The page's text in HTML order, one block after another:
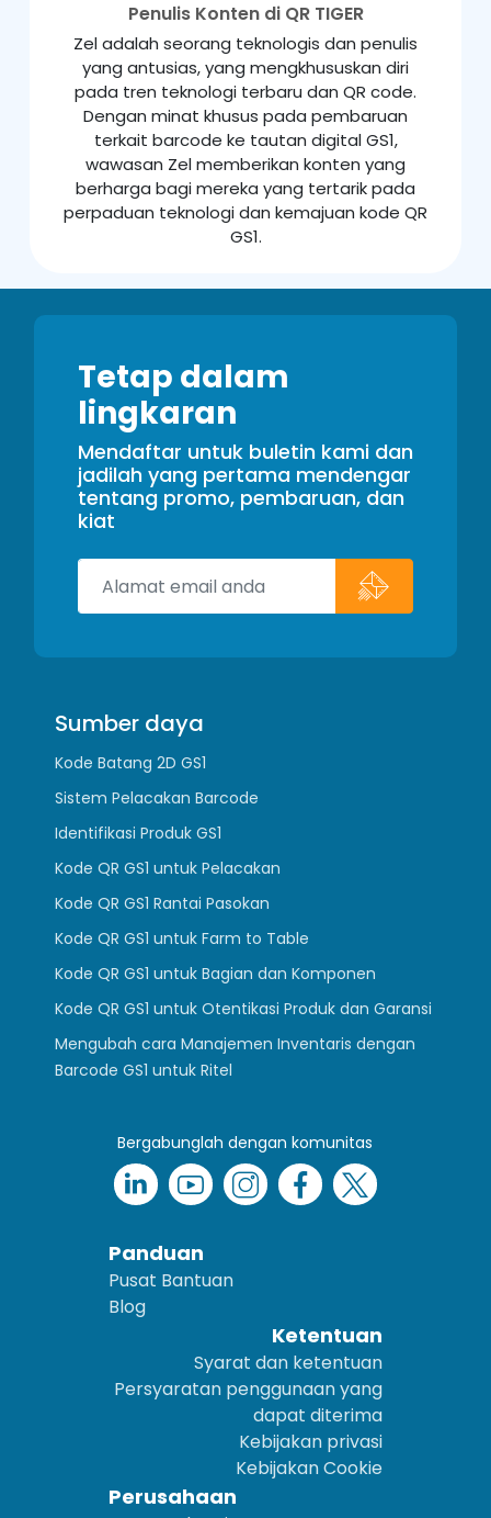
Penulis Konten di QR TIGER
Zel adalah seorang teknologis dan penulis
yang antusias, yang mengkhususkan diri
pada tren teknologi terbaru dan QR code.
Dengan minat khusus pada pembaruan
terkait barcode ke tautan digital GS1,
wawasan Zel memberikan konten yang
berharga bagi mereka yang tertarik pada
perpaduan teknologi dan kemajuan kode QR
GS1.
Tetap dalam
lingkaran
Mendaftar untuk buletin kami dan
jadilah yang pertama mendengar
tentang promo, pembaruan, dan
kiat
Sumber daya
Kode Batang 2D GS1
Sistem Pelacakan Barcode
Identifikasi Produk GS1
Kode QR GS1 untuk Pelacakan
Kode QR GS1 Rantai Pasokan
Kode QR GS1 untuk Farm to Table
Kode QR GS1 untuk Bagian dan Komponen
Kode QR GS1 untuk Otentikasi Produk dan Garansi
Mengubah cara Manajemen Inventaris dengan
Barcode GS1 untuk Ritel
Bergabunglah dengan komunitas
Panduan
Pusat Bantuan
Blog
Ketentuan
Syarat dan ketentuan
Persyaratan penggunaan yang
dapat diterima
Kebijakan privasi
Kebijakan Cookie
Perusahaan